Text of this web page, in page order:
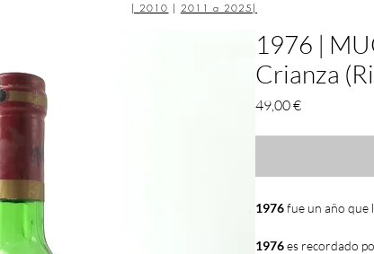
| 2010 | 2011 a 2025 |
1976 |
Crianza
49,00 €Precio
1976fue un año que
1976es recordado